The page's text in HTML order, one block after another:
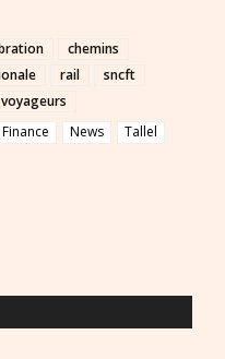
chemins
rail
sncft
voyageurs
Finance News
Tallel